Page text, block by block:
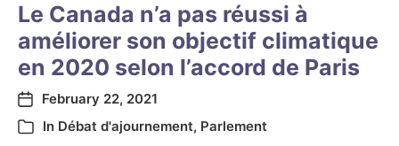
Le Canada n’a pas réussi à
améliorer son objectif climatique
en 2020 selon l’accord de Paris
February 22, 2021
In Débat d'ajournement, Parlement